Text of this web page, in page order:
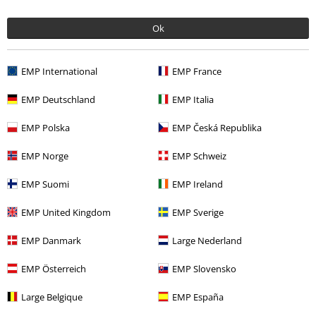
Ok
EMP International EMP France
EMP Deutschland EMP Italia
EMP Polska EMP Česká Republika
EMP Norge EMP Schweiz
EMP Suomi EMP Ireland
EMP United Kingdom EMP Sverige
EMP Danmark Large Nederland
EMP Österreich EMP Slovensko
Large Belgique EMP España
Queda bastante chulo en la pared, el plástico no es que sea una
maravilla pero tampoco es un plástico de estos malos.. bastante
contento con la compra y el tamaño es grandecito
¿Te ha sido útil esta opinión?
Comentario